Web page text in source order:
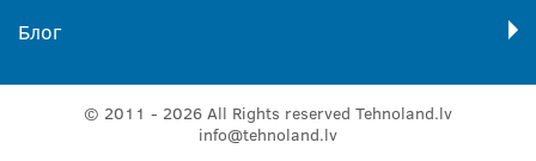
Блог
© 2011 - 2026 All Rights reserved Tehnoland.lv
info@tehnoland.lv